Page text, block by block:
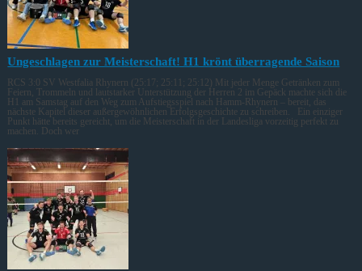
Ungeschlagen zur Meisterschaft! H1 krönt überragende Saison
RCS 3:0 SV Westfalia Rhynern (25:17; 25:11; 25:12) Mit jeder Menge Getränken zum
Feiern, Trommeln und lautstarker Unterstützung der Herren 2 im Gepäck machte sich die
H1 am Samstag auf den Weg zum Aufstiegsspiel nach Hamm-Rhynern – bereit, das
nächste Kapitel dieser außergewöhnlichen Erfolgsgeschichte zu schreiben. Ein einziger
Punkt hätte bereits gereicht, um die Meisterschaft in der Landesliga vorzeitig perfekt zu
machen. Doch wer